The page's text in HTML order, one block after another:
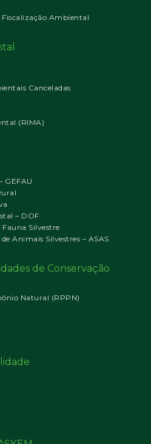
Fiscalização Ambiental
Canceladas
(RIMA)
GEFAU
– DOF
Silvestre
Animais Silvestres – ASAS
de Conservação
Natural (RPPN)